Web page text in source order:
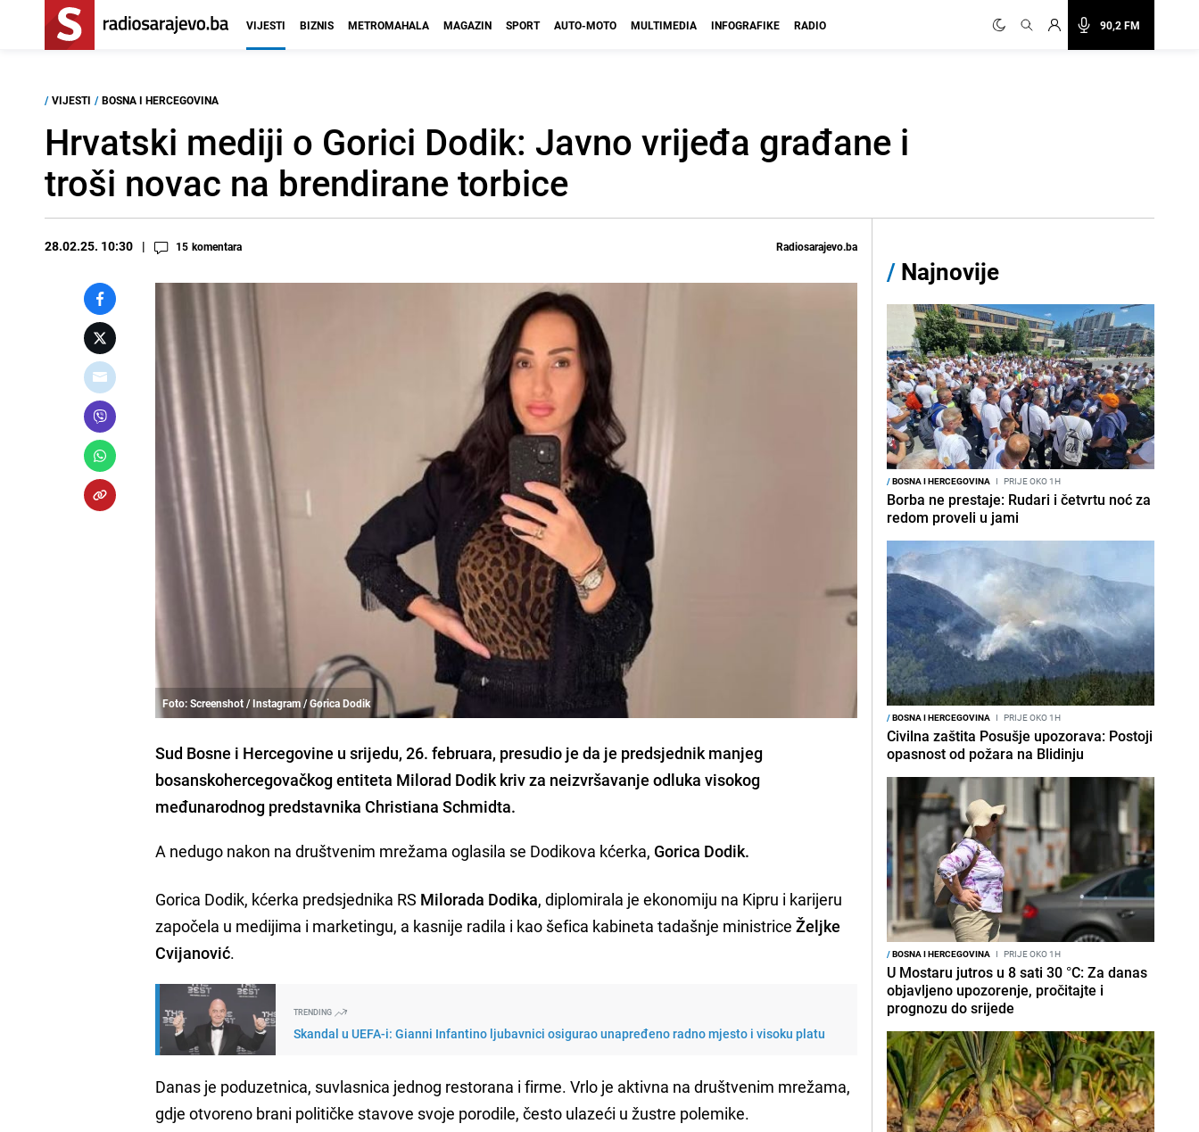
90,2 FM
VIJESTI BIZNIS METROMAHALA MAGAZIN SPORT AUTO-MOTO MULTIMEDIA INFOGRAFIKE RADIO
/ VIJESTI / BOSNA I HERCEGOVINA
Hrvatski mediji o Gorici Dodik: Javno vrijeđa građane i
troši novac na brendirane torbice
28.02.25. 10:30 15 komentara Radiosarajevo.ba
Foto: Screenshot / Instagram / Gorica Dodik
Sud Bosne i Hercegovine u srijedu, 26. februara, presudio je da je predsjednik manjeg
bosanskohercegovačkog entiteta Milorad Dodik kriv za neizvršavanje odluka visokog
međunarodnog predstavnika Christiana Schmidta.
A nedugo nakon na društvenim mrežama oglasila se Dodikova kćerka, Gorica Dodik.
Gorica Dodik, kćerka predsjednika RS Milorada Dodika, diplomirala je ekonomiju na Kipru i karijeru
započela u medijima i marketingu, a kasnije radila i kao šefica kabineta tadašnje ministriceŽeljke
Cvijanović.
TRENDING
Skandal u UEFA-i: Gianni Infantino ljubavnici osigurao unapređeno radno mjesto i visoku platu
Danas je poduzetnica, suvlasnica jednog restorana i firme. Vrlo je aktivna na društvenim mrežama,
gdje otvoreno brani političke stavove svoje porodile, često ulazeći u žustre polemike.
/ Najnovije
/BOSNA I HERCEGOVINA I PRIJE OKO 1H
Borba ne prestaje: Rudari i četvrtu noć za
redom proveli u jami
/BOSNA I HERCEGOVINA I PRIJE OKO 1H
Civilna zaštita Posušje upozorava: Postoji
opasnost od požara na Blidinju
/BOSNA I HERCEGOVINA I PRIJE OKO 1H
U Mostaru jutros u 8 sati 30 °C: Za danas
objavljeno upozorenje, pročitajte i
prognozu do srijede